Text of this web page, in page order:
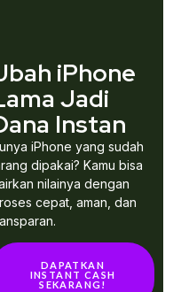
iPhone
Jadi
Instan
iPhone yang sudah
dipakai? Kamu bisa
nilainya dengan
cepat, aman, dan
DAPATKAN
INSTANT CASH
SEKARANG!